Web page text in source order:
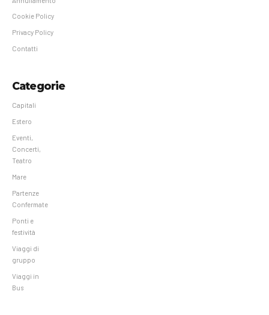
Cookie Policy
Privacy Policy
Contatti
Categorie
Capitali
Estero
Eventi,
Concerti,
Teatro
Mare
Partenze
Confermate
Ponti e
festività
Viaggi di
gruppo
Viaggi in
Bus